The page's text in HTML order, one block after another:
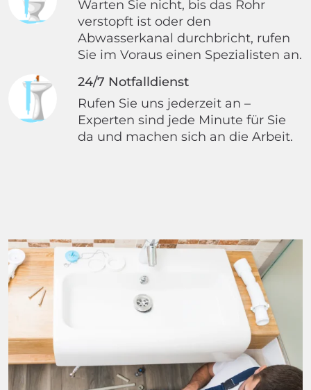
Warten Sie nicht, bis das Rohr
verstopft ist oder den
Abwasserkanal durchbricht, rufen
Sie im Voraus einen Spezialisten an.
24/7 Notfalldienst
Rufen Sie uns jederzeit an –
Experten sind jede Minute für Sie
da und machen sich an die Arbeit.